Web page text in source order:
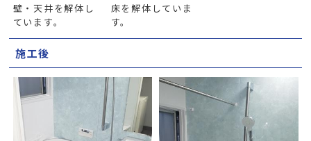
壁・天井を解体し
ています。
床を解体していま
す。
施工後